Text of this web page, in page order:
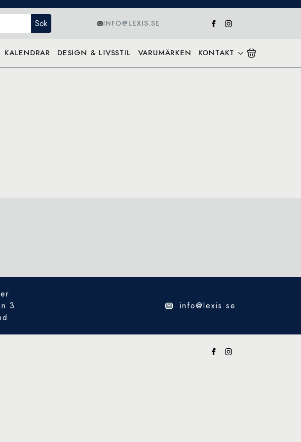
Sök INFO@LEXIS.SE
KALENDRAR DESIGN & LIVSSTIL VARUMÄRKEN KONTAKT
3
info@lexis.se